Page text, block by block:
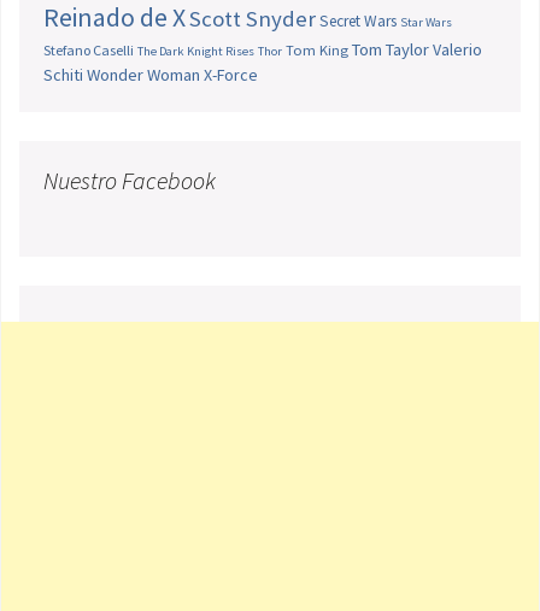
Reinado de XScott SnyderSecret Wars Star Wars
Stefano Caselli The Dark Knight Rises Thor Tom King Tom TaylorValerio
Schiti Wonder Woman X-Force
Nuestro Facebook